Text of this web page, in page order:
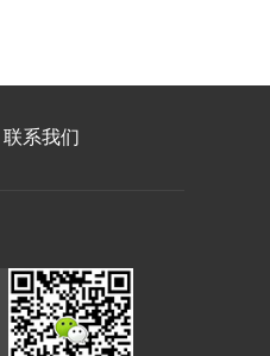
联系我们